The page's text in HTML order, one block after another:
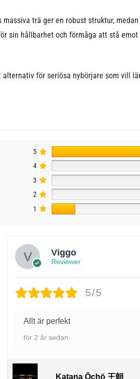
trä ger en robust struktur,
sin hållbarhet och förmåga att stå
för seriösa nybörjare som vill
5
4
3
2
1
Viggo
Reviewer
5/5
Allt är perfekt
för 2 år sedan
Katana Ōchō 王朝